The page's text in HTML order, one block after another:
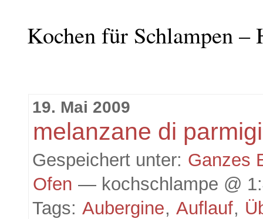
Kochen für Schlampen
19. Mai 2009
melanzane di
Gespeichert unter: Ganzes
Ofen — kochschlampe @
Tags: Aubergine, Auflauf,